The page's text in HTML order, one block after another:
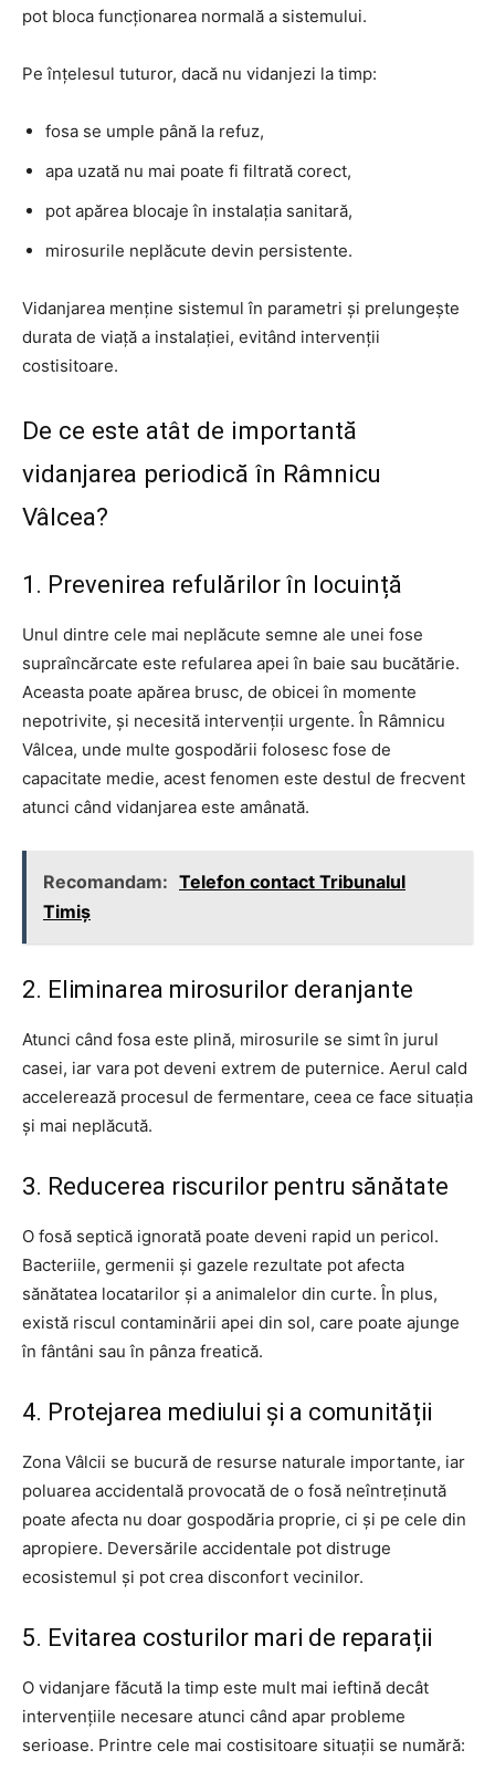
pot bloca funcționarea normală a sistemului.
Pe înțelesul tuturor, dacă nu vidanjezi la timp:
fosa se umple până la refuz,
apa uzată nu mai poate fi filtrată corect,
pot apărea blocaje în instalația sanitară,
mirosurile neplăcute devin persistente.
Vidanjarea menține sistemul în parametri și prelungește
durata de viață a instalației, evitând intervenții
costisitoare.
De ce este atât de importantă
vidanjarea periodică în Râmnicu
Vâlcea?
1. Prevenirea refulărilor în locuință
Unul dintre cele mai neplăcute semne ale unei fose
supraîncărcate este refularea apei în baie sau bucătărie.
Aceasta poate apărea brusc, de obicei în momente
nepotrivite, și necesită intervenții urgente. În Râmnicu
Vâlcea, unde multe gospodării folosesc fose de
capacitate medie, acest fenomen este destul de frecvent
atunci când vidanjarea este amânată.
Recomandam: Telefon contact Tribunalul
Timiș
2. Eliminarea mirosurilor deranjante
Atunci când fosa este plină, mirosurile se simt în jurul
casei, iar vara pot deveni extrem de puternice. Aerul cald
accelerează procesul de fermentare, ceea ce face situația
și mai neplăcută.
3. Reducerea riscurilor pentru sănătate
O fosă septică ignorată poate deveni rapid un pericol.
Bacteriile, germenii și gazele rezultate pot afecta
sănătatea locatarilor și a animalelor din curte. În plus,
există riscul contaminării apei din sol, care poate ajunge
în fântâni sau în pânza freatică.
4. Protejarea mediului și a comunității
Zona Vâlcii se bucură de resurse naturale importante, iar
poluarea accidentală provocată de o fosă neîntreținută
poate afecta nu doar gospodăria proprie, ci și pe cele din
apropiere. Deversările accidentale pot distruge
ecosistemul și pot crea disconfort vecinilor.
5. Evitarea costurilor mari de reparații
O vidanjare făcută la timp este mult mai ieftină decât
intervențiile necesare atunci când apar probleme
serioase. Printre cele mai costisitoare situații se numără: